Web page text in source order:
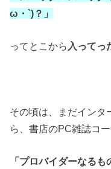
ω・`)？」
ってとこから 入ってっ
その頃は、まだインタ
ら、書店のPC雑誌コ
「プロバイダーなる